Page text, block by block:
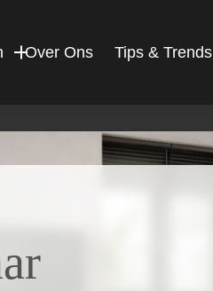
Over Ons Tips & Trends